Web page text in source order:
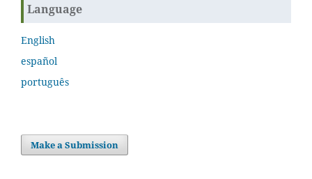
Language
English
español
português
Make a Submission